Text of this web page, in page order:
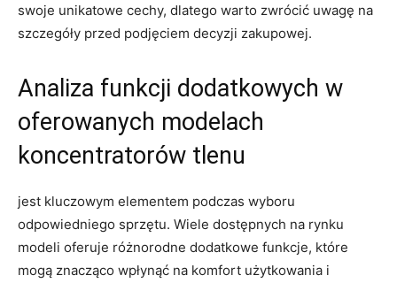
swoje unikatowe cechy, dlatego warto zwrócić uwagę na
szczegóły przed podjęciem decyzji zakupowej.
Analiza funkcji dodatkowych w
oferowanych modelach
koncentratorów tlenu
jest kluczowym elementem podczas wyboru
odpowiedniego sprzętu. Wiele dostępnych na rynku
modeli oferuje różnorodne dodatkowe funkcje, które
mogą znacząco wpłynąć na komfort użytkowania i